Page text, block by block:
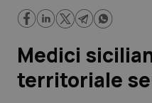
Lavoro e Professioni
Medici
territoriale